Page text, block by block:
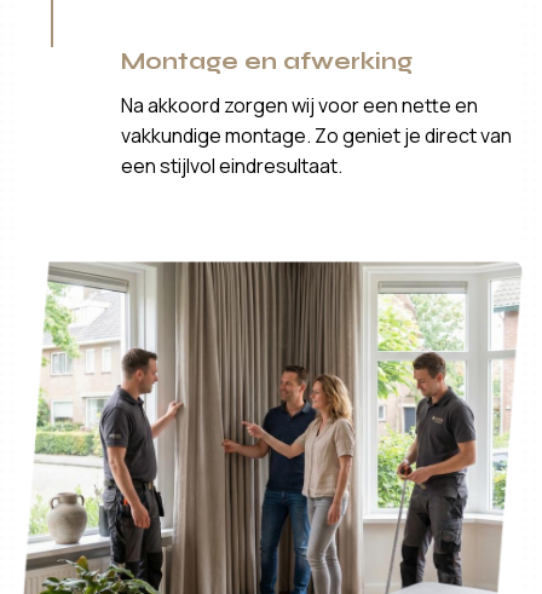
Montage en afwerking
Na akkoord zorgen wij voor een nette en
vakkundige montage. Zo geniet je direct van
een stijlvol eindresultaat.